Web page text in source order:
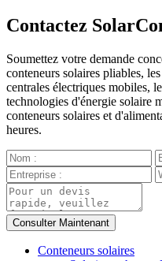
Contactez
Soumettez votre demande
conteneurs solaires pliables,
centrales électriques mobiles,
technologies d'énergie solaire
conteneurs solaires et
heures.
Conteneurs solaires